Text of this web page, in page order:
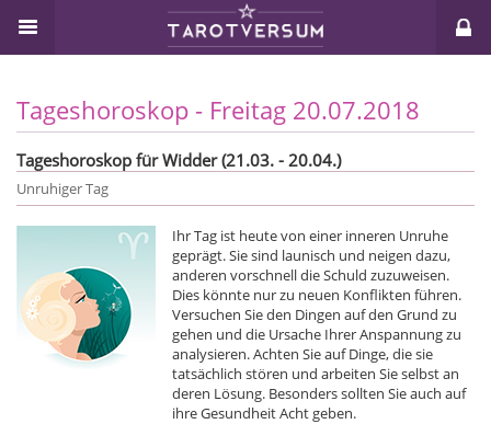
Tageshoroskop - Freitag 20.07.2018
Tageshoroskop für Widder (21.03. - 20.04.)
Unruhiger Tag
Ihr Tag ist heute von einer inneren Unruhe
geprägt. Sie sind launisch und neigen dazu,
anderen vorschnell die Schuld zuzuweisen.
Dies könnte nur zu neuen Konflikten führen.
Versuchen Sie den Dingen auf den Grund zu
gehen und die Ursache Ihrer Anspannung zu
analysieren. Achten Sie auf Dinge, die sie
tatsächlich stören und arbeiten Sie selbst an
deren Lösung. Besonders sollten Sie auch auf
ihre Gesundheit Acht geben.